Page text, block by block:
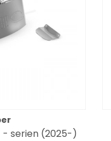
- serien (2025-)